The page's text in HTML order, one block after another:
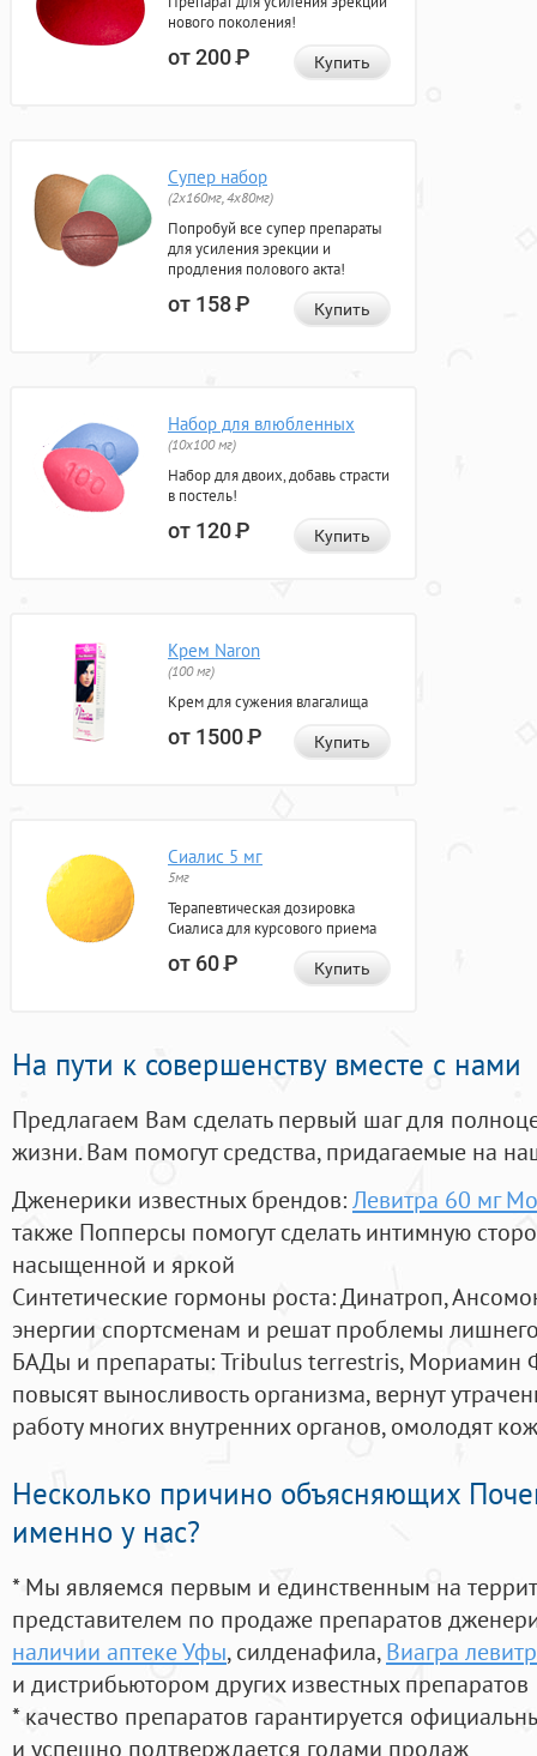
нового поколения!
от 200Р Купить
Супер набор
(2х160мг, 4х80мг)
Попробуй все супер препараты
для усиления эрекции и
продления полового акта!
от 158Р Купить
Набор для влюбленных
(10х100 мг)
Набор для двоих, добавь страсти
в постель!
от 120Р Купить
Крем Naron
(100 мг)
Крем для сужения влагалища
от 1500Р Купить
Сиалис 5 мг
5мг
Терапевтическая дозировка
Сиалиса для курсового приема
от 60Р Купить
На пути к совершенству вместе с нами
Предлагаем Вам сделать первый шаг для
жизни. Вам помогут средства, придагаемые на
Дженерики известных брендов:Левитра 60 мг
также Попперсы помогут сделать интимную
насыщенной и яркой
Синтетические гормоны роста: Динатроп,
энергии спортсменам и решат проблемы
БАДы и препараты:Tribulus terrestris, Мориамин
повысят выносливость организма, вернут
работу многих внутренних органов, омолодят
Несколько причино объясняющих
именно у нас?
* Мы являемся первым и единственным на
представителем по продаже препаратов
наличии аптеке Уфы, силденафила, Виагра
и дистрибьютором других известных препаратов
* качество препаратов гарантируется
и успешно подтверждается годами продаж